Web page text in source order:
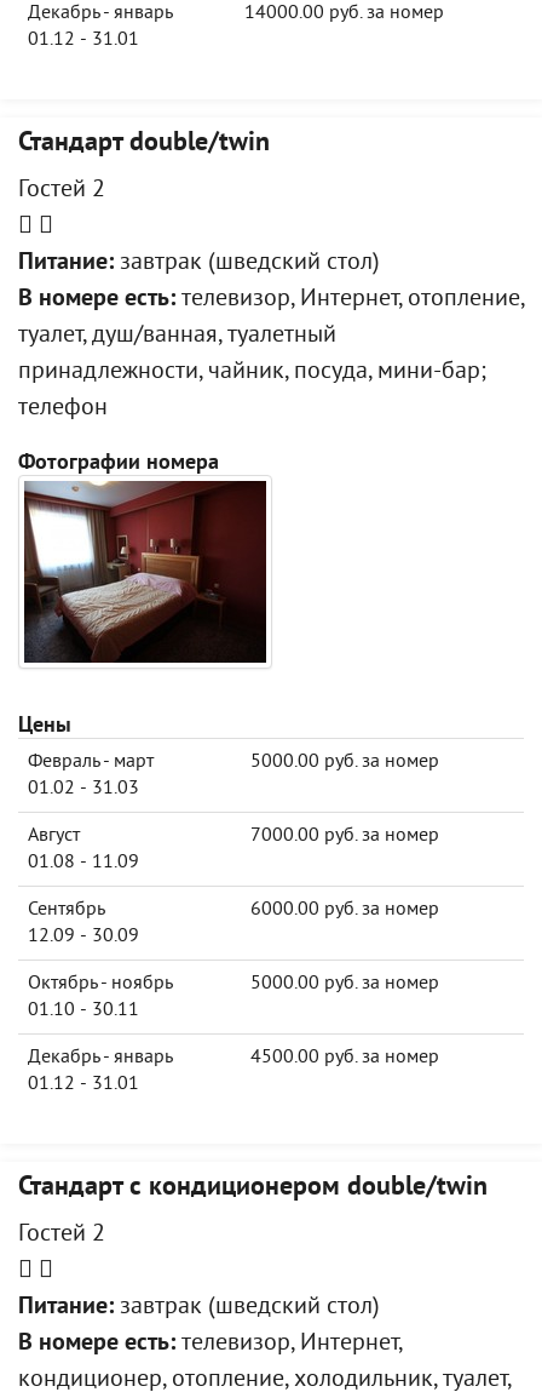
Декабрь - январь
01.12 - 31.01
14000.00 руб. за номер
Стандарт double/twin
Гостей 2
Питание: завтрак (шведский стол)
В номере есть: телевизор, Интернет, отопление,
туалет, душ/ванная, туалетный
принадлежности, чайник, посуда, мини-бар;
телефон
Фотографии номера
Цены
Февраль - март
01.02 - 31.03
5000.00 руб. за номер
Август
01.08 - 11.09
7000.00 руб. за номер
Сентябрь
12.09 - 30.09
6000.00 руб. за номер
Октябрь - ноябрь
01.10 - 30.11
5000.00 руб. за номер
Декабрь - январь
01.12 - 31.01
4500.00 руб. за номер
Стандарт с кондиционером double/twin
Гостей 2
Питание: завтрак (шведский стол)
В номере есть: телевизор, Интернет,
кондиционер, отопление, холодильник, туалет,